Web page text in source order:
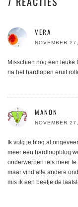
VERA
NOVEMBER
Misschien nog een leuke
na het hardlopen eruit
MANON
NOVEMBER
Ik volg je blog al
meer een hardloopblog
onderwerpen iets meer
maar vind alle andere
mis ik een beetje de